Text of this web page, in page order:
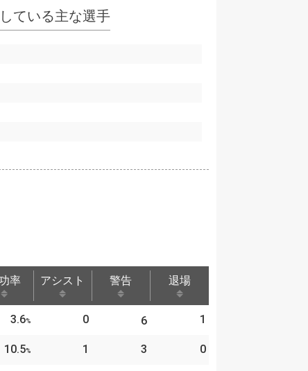
ている主な選手
率 アシスト 警告 退場
功率 アシスト
3.6% 0 6 1
10.5% 1 3 0